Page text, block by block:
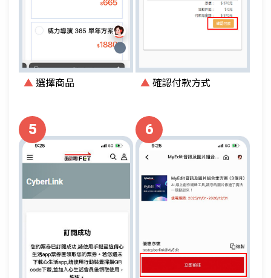
▲ 選擇商品 ▲ 確認付款方式
5 6